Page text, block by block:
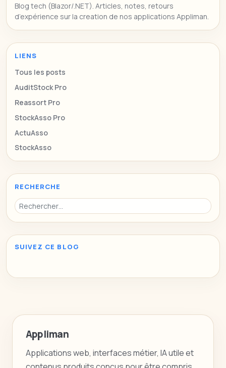
Blog tech (Blazor/.NET). Articles, notes, retours
d’expérience sur la creation de nos applications Appliman.
LIENS
Tous les posts
AuditStock Pro
Reassort Pro
StockAsso Pro
ActuAsso
StockAsso
RECHERCHE
SUIVEZ CE BLOG
Appliman
Applications web, interfaces métier, IA utile et